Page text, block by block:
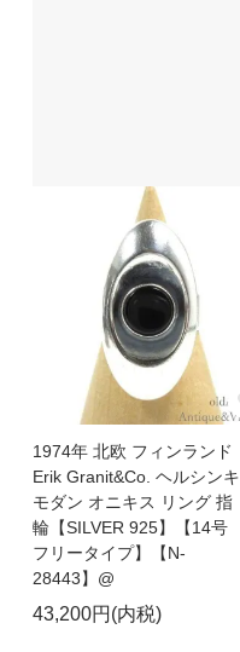
1974年 北欧 フィンランド
Erik Granit&Co. ヘルシンキ
モダン オニキス リング 指
輪【SILVER 925】【14号
フリータイプ】【N-
28443】@
43,200円(内税)